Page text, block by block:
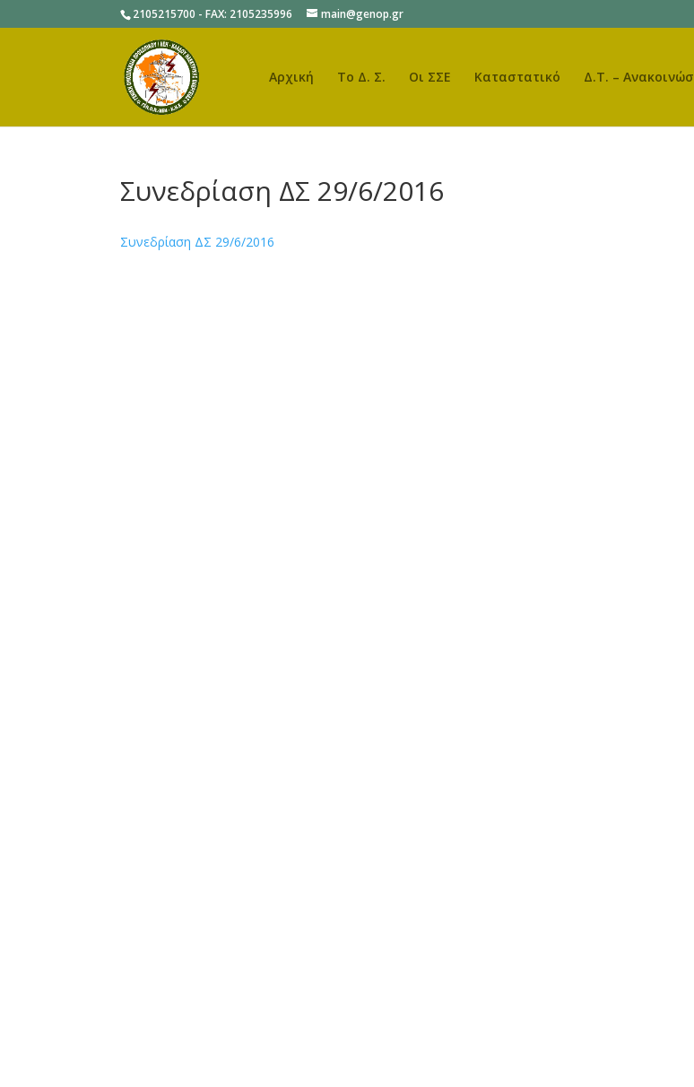
2105215700 - FAX: 2105235996 main@genop.gr
Αρχική Το Δ. Σ. Οι ΣΣΕ Καταστατικό Δ.Τ. –
Συνεδρίαση ΔΣ 29/6/2016
Συνεδρίαση ΔΣ 29/6/2016